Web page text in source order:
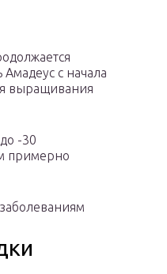
с начала
выращивания
-30
примерно